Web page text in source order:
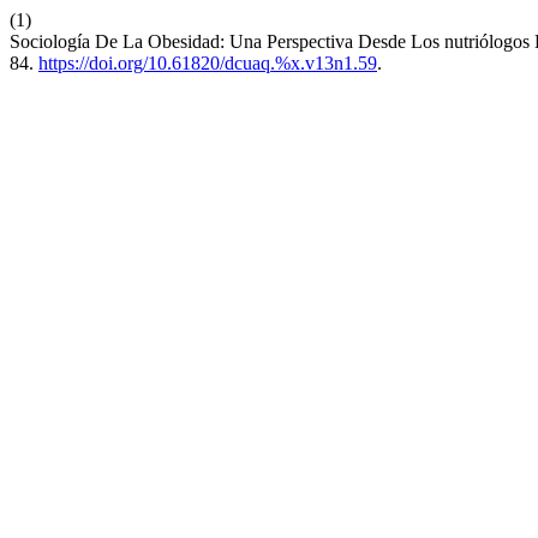
(1)
Sociología De La Obesidad: Una Perspectiva Desde Los
84. https://doi.org/10.61820/dcuaq.%x.v13n1.59.